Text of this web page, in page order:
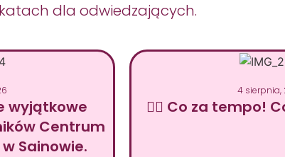
dla odwiedzających.
wyjątkowe
Centrum
Sainowie.
4 sierpnia,
🚴‍♂️ Co za tempo!